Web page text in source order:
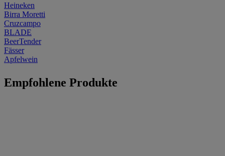
Heineken
Birra Moretti
Cruzcampo
BLADE
BeerTender
Fässer
Apfelwein
Empfohlene Produkte